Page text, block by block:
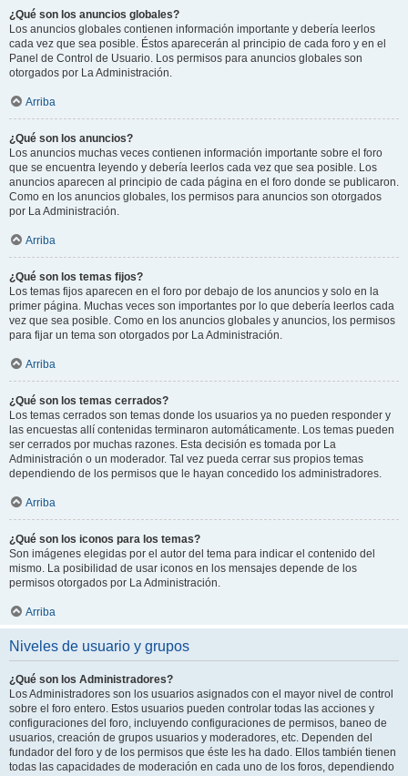
¿Qué son los anuncios globales?
Los anuncios globales contienen información importante y debería leerlos
cada vez que sea posible. Éstos aparecerán al principio de cada foro y en el
Panel de Control de Usuario. Los permisos para anuncios globales son
otorgados por La Administración.
Arriba
¿Qué son los anuncios?
Los anuncios muchas veces contienen información importante sobre el foro
que se encuentra leyendo y debería leerlos cada vez que sea posible. Los
anuncios aparecen al principio de cada página en el foro donde se publicaron.
Como en los anuncios globales, los permisos para anuncios son otorgados
por La Administración.
Arriba
¿Qué son los temas fijos?
Los temas fijos aparecen en el foro por debajo de los anuncios y solo en la
primer página. Muchas veces son importantes por lo que debería leerlos cada
vez que sea posible. Como en los anuncios globales y anuncios, los permisos
para fijar un tema son otorgados por La Administración.
Arriba
¿Qué son los temas cerrados?
Los temas cerrados son temas donde los usuarios ya no pueden responder y
las encuestas allí contenidas terminaron automáticamente. Los temas pueden
ser cerrados por muchas razones. Esta decisión es tomada por La
Administración o un moderador. Tal vez pueda cerrar sus propios temas
dependiendo de los permisos que le hayan concedido los administradores.
Arriba
¿Qué son los iconos para los temas?
Son imágenes elegidas por el autor del tema para indicar el contenido del
mismo. La posibilidad de usar iconos en los mensajes depende de los
permisos otorgados por La Administración.
Arriba
Niveles de usuario y grupos
¿Qué son los Administradores?
Los Administradores son los usuarios asignados con el mayor nivel de control
sobre el foro entero. Estos usuarios pueden controlar todas las acciones y
configuraciones del foro, incluyendo configuraciones de permisos, baneo de
usuarios, creación de grupos usuarios y moderadores, etc. Dependen del
fundador del foro y de los permisos que éste les ha dado. Ellos también tienen
todas las capacidades de moderación en cada uno de los foros, dependiendo